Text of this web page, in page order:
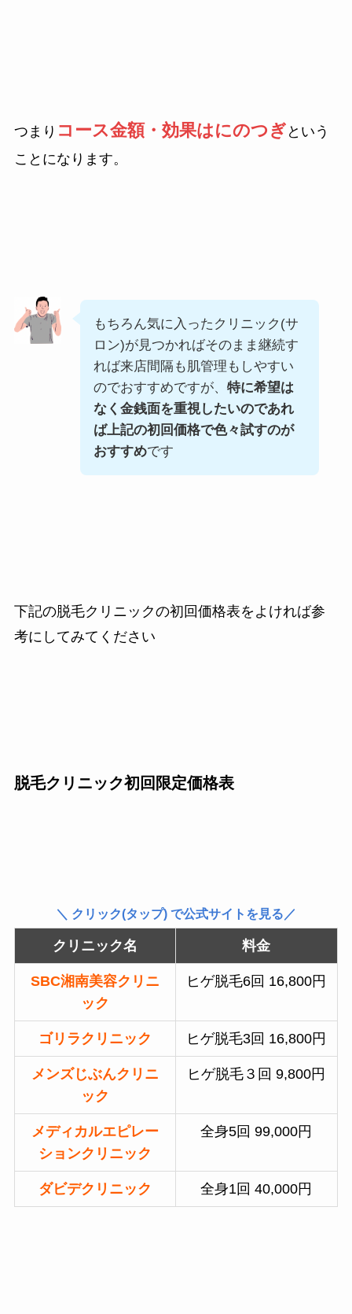
つまり コース金額・効果はにのつぎ という
ことになります。
もちろん気に入ったクリニック(サ
ロン)が見つかればそのまま継続す
れば来店間隔も肌管理もしやすい
のでおすすめですが、 特に希望は
なく金銭面を重視したいのであれ
ば上記の初回価格で色々試すのが
おすすめです
下記の脱毛クリニックの初回価格表をよければ参
考にしてみてください
脱毛クリニック初回限定価格表
＼ クリック(タップ) で公式サイトを見る／
クリニック名 料金
SBC湘南美容クリニ
ック
ヒゲ脱毛6回 16,800円
ゴリラクリニック ヒゲ脱毛3回 16,800円
メンズじぶんクリニ
ック
ヒゲ脱毛３回 9,800円
メディカルエピレー
ションクリニック
全身5回 99,000円
ダビデクリニック 全身1回 40,000円